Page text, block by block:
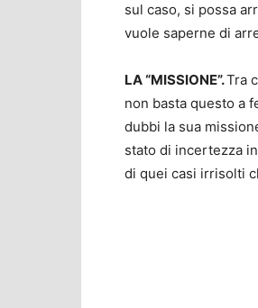
sul caso, si possa
vuole saperne di
LA “MISSIONE”.Tra
non basta questo a
dubbi la sua
stato di incertezza
di quei casi irrisolti